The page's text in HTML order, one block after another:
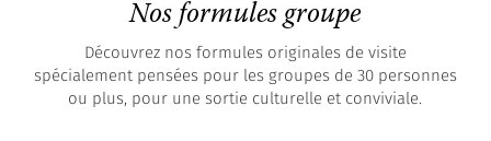
Nos formules groupe
Découvrez nos formules originales de visite
spécialement pensées pour les groupes de 30 personnes
ou plus, pour une sortie culturelle et conviviale.